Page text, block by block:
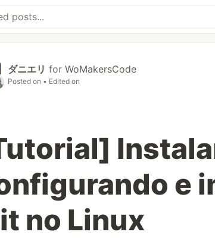
ダニエリ for WoMakersCode
Posted on • Edited on
e
no Linux